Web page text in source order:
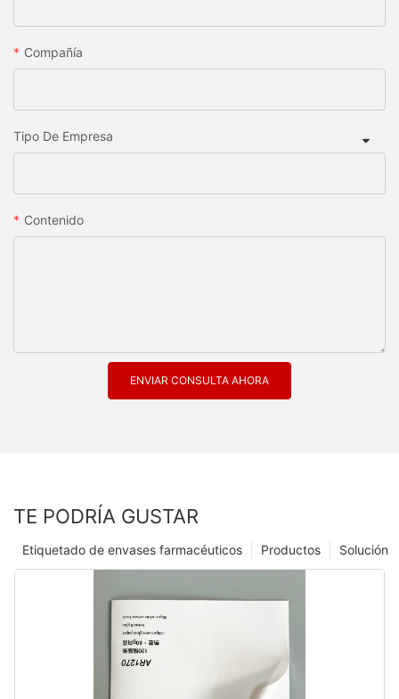
Compañía
Tipo De Empresa
Contenido
ENVIAR CONSULTA AHORA
TE PODRÍA GUSTAR
Solución
Productos
Etiquetado de envases farmacéuticos